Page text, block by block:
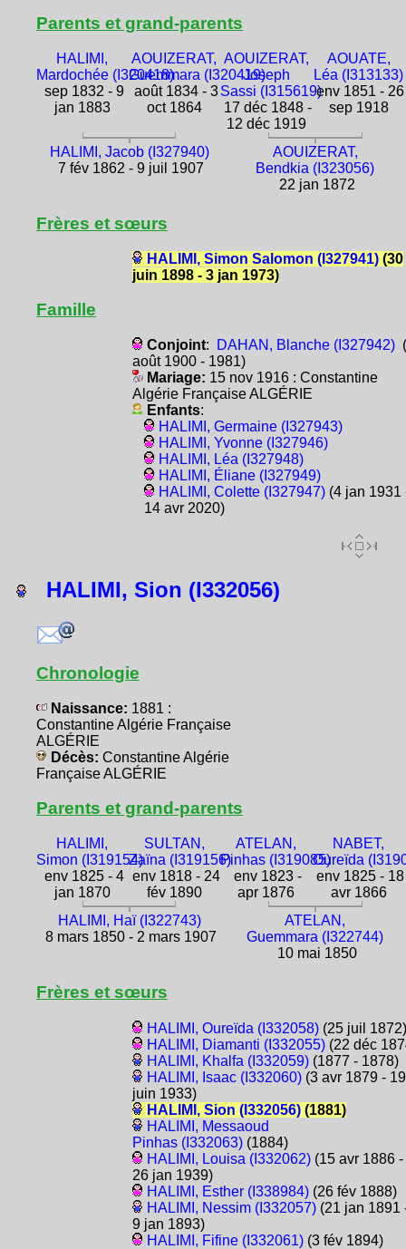
Parents et grand-parents
HALIMI,
Mardochée (I320418)
sep 1832 - 9
jan 1883
AOUIZERAT,
Guemmara (I320419)
août 1834 - 3
oct 1864
AOUIZERAT,
Joseph
Sassi (I315619)
17 déc 1848 -
12 déc 1919
AOUATE,
Léa (I313133)
env 1851 - 26
sep 1918
HALIMI, Jacob (I327940)
7 fév 1862 - 9 juil 1907
AOUIZERAT,
Bendkia (I323056)
22 jan 1872
Frères et sœurs
HALIMI, Simon Salomon (I327941)(30
juin 1898 - 3 jan 1973)
Famille
Conjoint: DAHAN, Blanche (I327942)
août 1900 - 1981)
Mariage: 15 nov 1916 : Constantine
Algérie Française ALGÉRIE
Enfants:
HALIMI, Germaine (I327943)
HALIMI, Yvonne (I327946)
HALIMI, Léa (I327948)
HALIMI, Éliane (I327949)
HALIMI, Colette (I327947)(4 jan 1931
14 avr 2020)
HALIMI, Sion (I332056)
Chronologie
Naissance: 1881 :
Constantine Algérie Française
ALGÉRIE
Décès: Constantine Algérie
Française ALGÉRIE
Parents et grand-parents
HALIMI,
Simon (I319154)
env 1825 - 4
jan 1870
SULTAN,
Zaïna (I319156)
env 1818 - 24
fév 1890
ATELAN,
Pinhas (I319085)
env 1823 -
apr 1876
NABET,
Oureïda
env 1825 - 18
avr 1866
HALIMI, Haï (I322743)
8 mars 1850 - 2 mars 1907
ATELAN,
Guemmara (I322744)
10 mai 1850
Frères et sœurs
HALIMI, Oureïda (I332058)(25 juil 1872)
HALIMI, Diamanti (I332055)(22 déc
HALIMI, Khalfa (I332059)(1877 - 1878)
HALIMI, Isaac (I332060)(3 avr 1879 - 19
juin 1933)
HALIMI, Sion (I332056)(1881)
HALIMI, Messaoud
Pinhas (I332063)(1884)
HALIMI, Louisa (I332062)(15 avr 1886 -
26 jan 1939)
HALIMI, Esther (I338984)(26 fév 1888)
HALIMI, Nessim (I332057)(21 jan 1891
9 jan 1893)
HALIMI, Fifine (I332061)(3 fév 1894)